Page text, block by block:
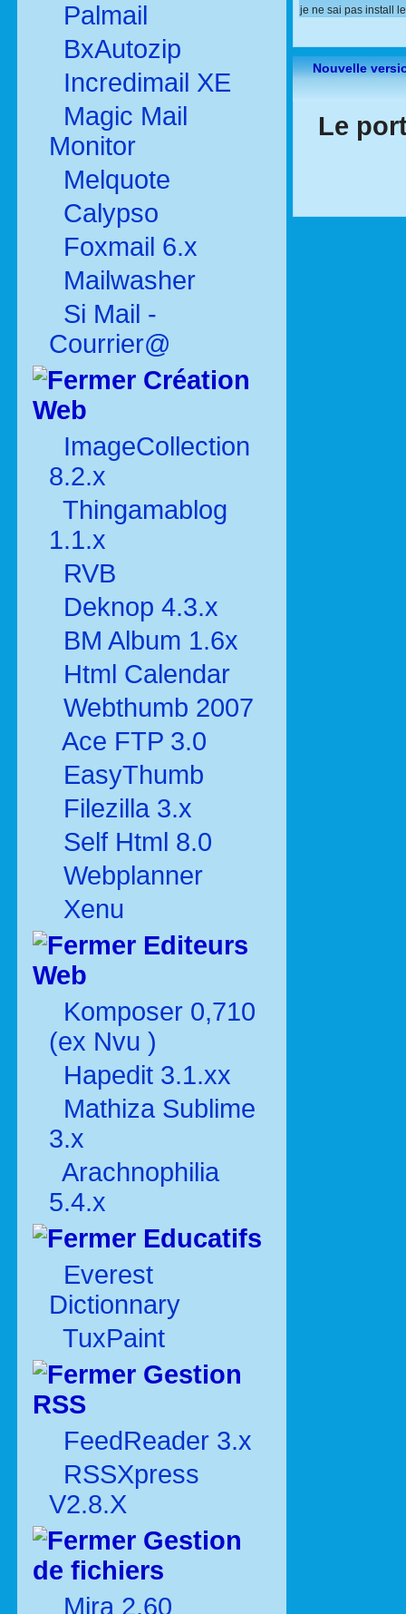
Palmail
BxAutozip
Incredimail XE
Magic Mail
Monitor
Melquote
Calypso
Foxmail 6.x
Mailwasher
Si Mail -
Courrier@
Création
Web
ImageCollection
8.2.x
Thingamablog
1.1.x
RVB
Deknop 4.3.x
BM Album 1.6x
Html Calendar
Webthumb 2007
Ace FTP 3.0
EasyThumb
Filezilla 3.x
Self Html 8.0
Webplanner
Xenu
Editeurs
Web
Komposer 0,710
(ex Nvu )
Hapedit 3.1.xx
Mathiza Sublime
3.x
Arachnophilia
5.4.x
Educatifs
Everest
Dictionnary
TuxPaint
Gestion
RSS
FeedReader 3.x
RSSXpress
V2.8.X
Gestion
de fichiers
Mira 2.60
je ne sai pas install
Nouvelle
Le